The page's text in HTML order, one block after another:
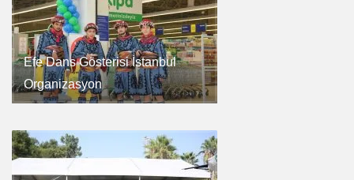
Efe Dans Gösterisi İstanbul
Organizasyon